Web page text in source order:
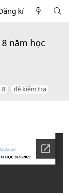
kí
năm học
8 đề kiểm tra